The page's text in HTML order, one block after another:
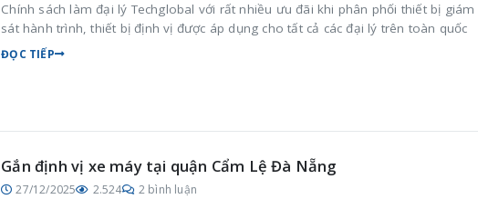
Chính sách làm đại lý Techglobal với rất nhiều ưu đãi khi phân phối thiết bị giám
sát hành trình, thiết bị định vị được áp dụng cho tất cả các đại lý trên toàn quốc
ĐỌC TIẾP
Gắn định vị xe máy tại quận Cẩm Lệ Đà Nẵng
27/12/2025 2.524 2 bình luận